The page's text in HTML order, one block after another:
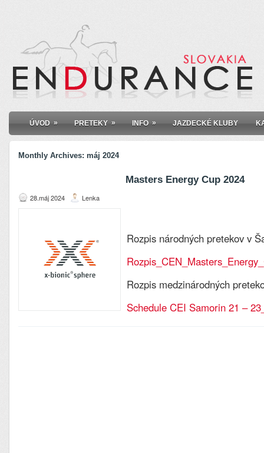
ÚVOD » PRETEKY » INFO » JAZDECKÉ KLUBY
Monthly Archives: máj 2024
Masters Energy Cup 2024
28.máj 2024 Lenka
Rozpis národných pretekov v
Rozpis medzinárodných
Schedule CEI Samorin 21 –